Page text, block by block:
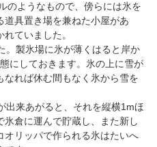
のようなもので、傍らには氷を
具置き場を兼ねた小屋があ
ていました。
。製氷場に氷が薄くはると岸か
にしておきます。氷の上に雪が
れば休む間もなく氷から雪を
出来あがると、それを縦横1mほ
倉に運んで貯蔵し、また新し
オリッパで作られる氷はたいへ